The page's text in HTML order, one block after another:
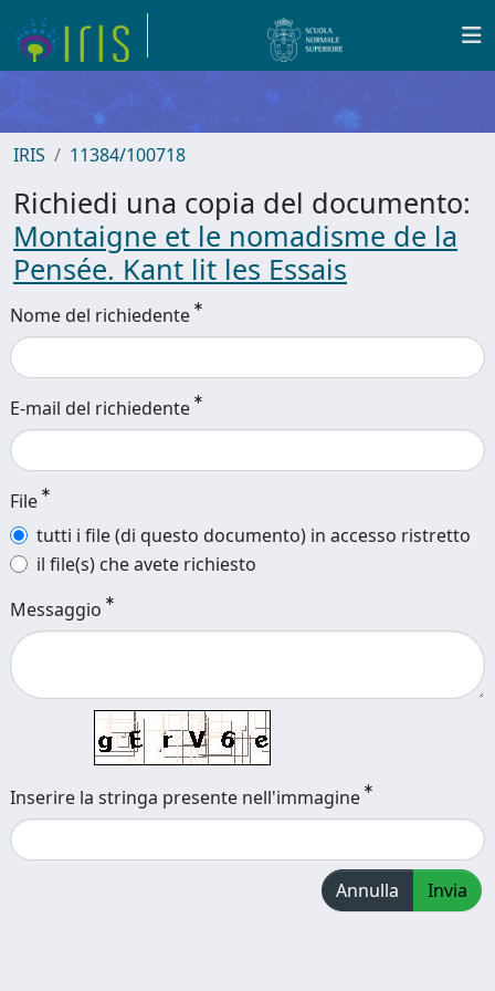
IRIS 11384/100718
Richiedi una copia del documento:
Montaigne et le nomadisme de la
Pensée. Kant lit les Essais
Nome del richiedente
E-mail del richiedente
File
tutti i file (di questo documento) in accesso ristretto
il file(s) che avete richiesto
Messaggio
Inserire la stringa presente nell'immagine
Annulla Invia